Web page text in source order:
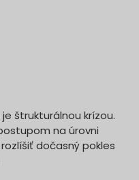
štrukturálnou krízou.
na úrovni
dočasný pokles